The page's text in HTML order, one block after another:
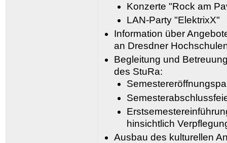
Konzerte "Rock am
LAN-Party "ElektrixX"
Information über
an Dresdner
Begleitung und
des StuRa:
hinsichtlich
Ausbau des kulturellen